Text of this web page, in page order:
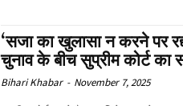
‘सजा का खुलासा न करने पर रद्द
चुनाव के बीच सुप्रीम कोर्ट
Bihari Khabar - November 7, 2025